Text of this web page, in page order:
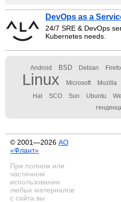
DevOps as a
24/7 SRE & DevOps
Kubernetes needs.
Android BSD Debian
Linux Microsoft Mozilla
Hat SCO Sun Ubuntu
© 2001—2026 АО
«Флант»
При полном или
частичном
использовании
любых материалов
с сайта вы